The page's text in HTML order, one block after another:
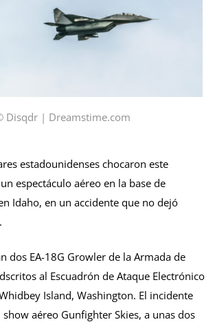
Disqdr | Dreamstime.com
estadounidenses chocaron este
espectáculo aéreo en la base de
Idaho, en un accidente que no dejó
dos EA-18G Growler de la Armada de
al Escuadrón de Ataque Electrónico
Island, Washington. El incidente
aéreo Gunfighter Skies, a unas dos